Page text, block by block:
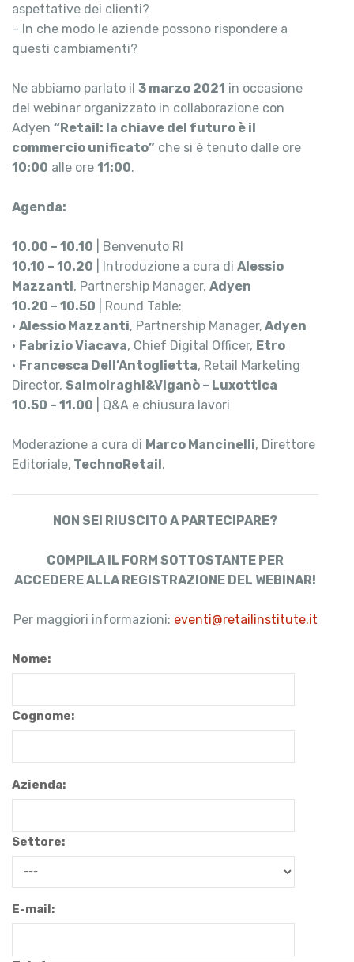
aspettative dei clienti?
– In che modo le aziende possono rispondere a
questi cambiamenti?
Ne abbiamo parlato il 3 marzo 2021 in occasione
del webinar organizzato in collaborazione con
Adyen “Retail: la chiave del futuro è il
commercio unificato” che si è tenuto dalle ore
10:00 alle ore 11:00.
Agenda:
10.00 – 10.10 | Benvenuto RI
10.10 – 10.20 | Introduzione a cura di Alessio
Mazzanti, Partnership Manager, Adyen
10.20 – 10.50 | Round Table:
• Alessio Mazzanti, Partnership Manager, Adyen
• Fabrizio Viacava, Chief Digital Officer, Etro
• Francesca Dell’Antoglietta, Retail Marketing
Director, Salmoiraghi&Viganò – Luxottica
10.50 – 11.00 | Q&A e chiusura lavori
Moderazione a cura di Marco Mancinelli, Direttore
Editoriale, TechnoRetail.
NON SEI RIUSCITO A PARTECIPARE?
COMPILA IL FORM SOTTOSTANTE PER
ACCEDERE ALLA REGISTRAZIONE DEL WEBINAR!
Per maggiori informazioni: eventi@retailinstitute.it
Nome:
Cognome:
Azienda:
Settore:
E-mail: